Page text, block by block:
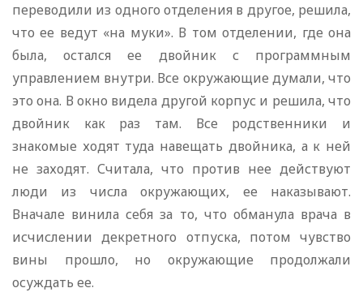
переводили из одного отделения в другое, решила,
что ее ведут «на муки». В том отделении, где она
была, остался ее двойник с программным
управлением внутри. Все окружающие думали, что
это она. В окно видела другой корпус и решила, что
двойник как раз там. Все родственники и
знакомые ходят туда навещать двойника, а к ней
не заходят. Считала, что против нее действуют
люди из числа окружающих, ее наказывают.
Вначале винила себя за то, что обманула врача в
исчислении декретного отпуска, потом чувство
вины прошло, но окружающие продолжали
осуждать ее.